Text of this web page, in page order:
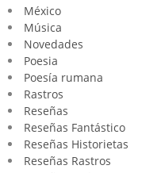
México
Música
Novedades
Poesia
Poesía rumana
Rastros
Reseñas
Reseñas Fantástico
Reseñas Historietas
Reseñas Rastros